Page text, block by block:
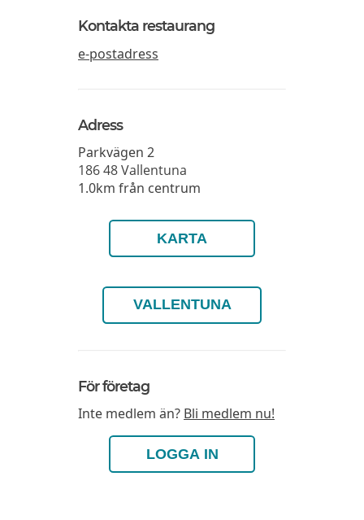
Kontakta restaurang
e-postadress
Adress
Parkvägen 2
186 48Vallentuna
1.0km från centrum
KARTA
VALLENTUNA
För företag
Inte medlem än? Bli medlem nu!
LOGGA IN